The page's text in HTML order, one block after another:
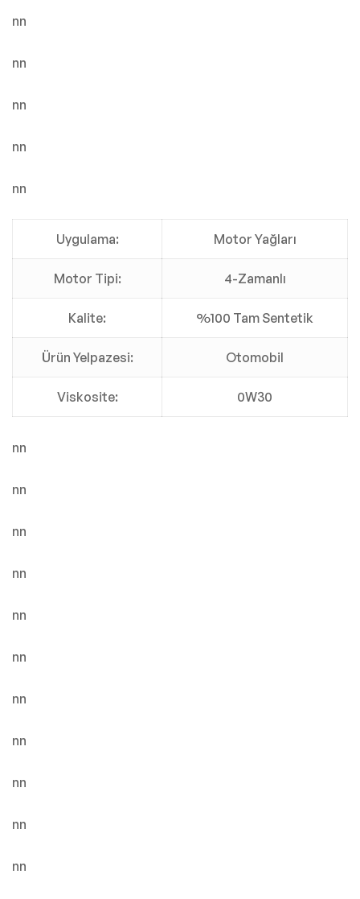
nn
nn
nn
nn
nn
Uygulama: Motor Yağları
Motor Tipi: 4-Zamanlı
Kalite: %100 Tam Sentetik
Ürün Yelpazesi: Otomobil
Viskosite: 0W30
nn
nn
nn
nn
nn
nn
nn
nn
nn
nn
nn